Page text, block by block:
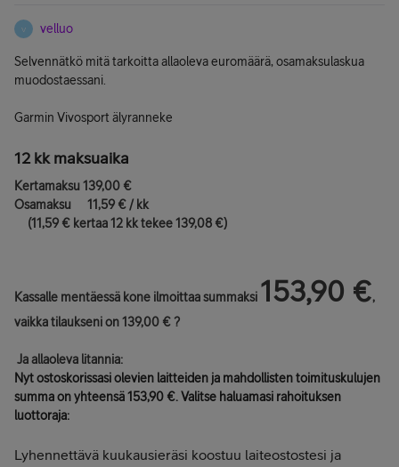
V velluo
Selvennätkö mitä tarkoitta allaoleva euromäärä, osamaksulaskua
muodostaessani.
Garmin Vivosport älyranneke
12 kk maksuaika
Kertamaksu 139,00 €
Osamaksu 11,59 € / kk
(11,59 € kertaa 12 kk tekee 139,08 €)
Kassalle mentäessä kone ilmoittaa summaksi 153,90 €,
vaikka tilaukseni on 139,00 € ?
Ja allaoleva litannia:
Nyt ostoskorissasi olevien laitteiden ja mahdollisten toimituskulujen
summa on yhteensä 153,90 €. Valitse haluamasi rahoituksen
luottoraja:
Lyhennettävä kuukausieräsi koostuu laiteostostesi ja